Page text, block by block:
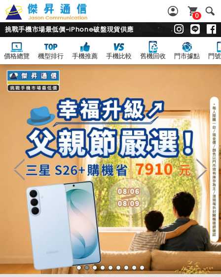
0
挑戰手機市場最低價~iPhone破盤現貨供應
價格總覽 機型排行 手機推薦 手機比較 舊機回收 門市據點 門